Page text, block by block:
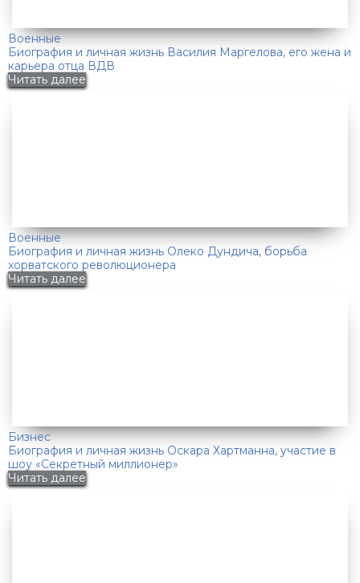
Военные
Биография и личная жизнь Василия Маргелова, его жена и
карьера отца ВДВ
Читать далее
Военные
Биография и личная жизнь Олеко Дундича, борьба
хорватского революционера
Читать далее
Бизнес
Биография и личная жизнь Оскара Хартманна, участие в
шоу «Секретный миллионер»
Читать далее